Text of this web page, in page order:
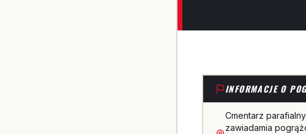
INFORMACJE O
Cmentarz
zawiadamia